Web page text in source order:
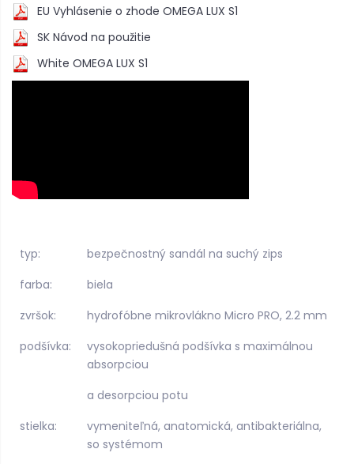
EU Vyhlásenie o zhode OMEGA LUX S1
SK Návod na použitie
White OMEGA LUX S1
typ:
bezpečnostný sandál na suchý zips
farba:
biela
zvršok:
hydrofóbne mikrovlákno Micro PRO, 2.2 mm
podšívka:
vysokopriedušná podšívka s maximálnou
absorpciou
a desorpciou potu
stielka:
vymeniteľná, anatomická, antibakteriálna,
so systémom